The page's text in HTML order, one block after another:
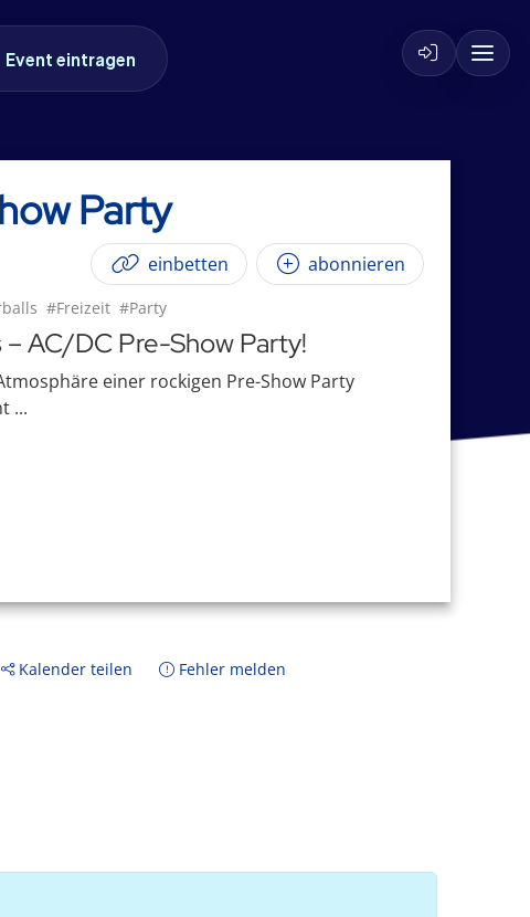
Event eintragen
Party
einbetten abonnieren
#Freizeit #Party
AC/DC Pre-Show Party!
einer rockigen Pre-Show Party
...
Kalender teilen Fehler melden